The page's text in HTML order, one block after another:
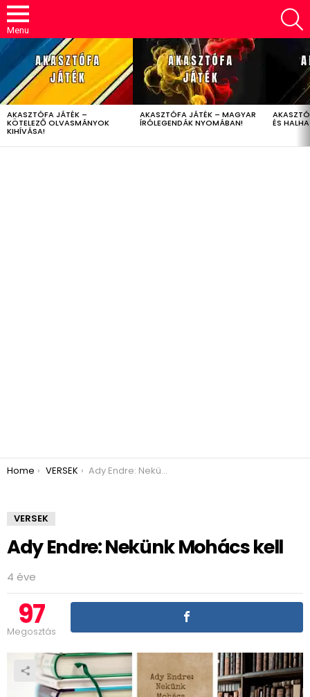
Menu
LATEST
STORIES
AKASZTÓFA JÁTÉK –
KÖTELEZŐ OLVASMÁNYOK
KIHÍVÁSA!
AKASZTÓFA JÁTÉK – MAGYAR
ÍRÓLEGENDÁK NYOMÁBAN! ÉS
You are here:
Home VERSEK Ady Endre: Nekünk Mohács kell
VERSEK
Ady Endre: Nekünk Mohács kell
4 éve
97
Megosztás